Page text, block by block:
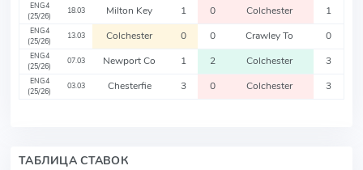
ENG4
(25/26)
18.03 Milton Key 1 0 Colchester 1
ENG4
(25/26)
13.03 Colchester 0 0 Crawley To 0
ENG4
(25/26)
07.03 Newport Co 1 2 Colchester 3
ENG4
(25/26)
03.03 Chesterfie 3 0 Colchester 3
ТАБЛИЦА СТАВОК